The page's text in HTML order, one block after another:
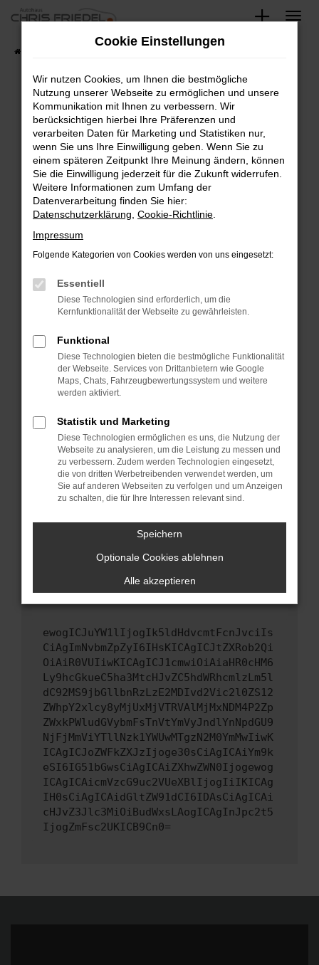
Zum
springen
Fahrzeugsuche
Fehler: Network Error
Beim Laden ist ein Fehler aufgetreten.
Hier sind ein paar Tipps, die dir helfen können:
Überprüfe deine Firewall und deine
Internetverbindung.
Laden andere Webseiten, zum Beispiel deine
Suchmaschine?
Prüfe deine Browsererweiterungen.
können das Laden bestimmter Seiten
verhindern. Funktioniert die Seite in einem
anderen Browser oder in einem privaten
Starte dein Gerät neu.
Das kann manchmal helfen, vorübergehende
Probleme zu beheben.
Betriebssystem auf dem neuesten Stand
sind.
Veraltete Software birgt nicht nur ein
Sicherheitsrisiko, sondern kann auch dazu
führen, dass bestimmte Funktionen nicht mehr
unterstützt werden.
Wende dich an den Webseitenbetreiber.
Wenn du alle oben genannten Schritte versucht
hast, kontaktiere uns bitte. Wir werden
versuchen, das Problem zu beheben. Du kannst
uns diesen Text schicken, um uns bei der
ewogICJuYW1lIjogIk5ldHdvcmtFcnJvciIs
CiAgImNvbmZpZyI6IHsKICAgICJtZXRob2Qi
OiAiR0VUIiwKICAgICJ1cmwiOiAiaHR0cHM6
Ly9hcGkueC5ha3MtcHJvZC5hdWRhcmlzLm5l
dC92MS9jbGllbnRzLzE2MDIvd2Vic2l0ZS12
ZWhpY2xlcy8yMjUxMjVTRVAlMjMxNDM4P2Zp
ZWxkPWludGVybmFsTnVtYmVyJndlYnNpdGU9
NjFjMmViYTllNzk1YWUwMTgzN2M0YmMwIiwK
ICAgICJoZWFkZXJzIjoge30sCiAgICAiYm9k
eSI6IG51bGwsCiAgICAiZXhwZWN0Ijogewog
ICAgICAicmVzcG9uc2VUeXBlIjogIiIKICAg
IH0sCiAgICAidGltZW91dCI6IDAsCiAgICAi
cHJvZ3Jlc3MiOiBudWxsLAogICAgInJpc2t5
IjogZmFsc2UKICB9Cn0=
Cookie Einstellungen
Wir nutzen Cookies, um Ihnen die bestmögliche
Nutzung unserer Webseite zu ermöglichen und unsere
Kommunikation mit Ihnen zu verbessern. Wir
berücksichtigen hierbei Ihre Präferenzen und
verarbeiten Daten für Marketing und Statistiken nur,
wenn Sie uns Ihre Einwilligung geben. Wenn Sie zu
einem späteren Zeitpunkt Ihre Meinung ändern, können
Sie die Einwilligung jederzeit für die Zukunft widerrufen.
Weitere Informationen zum Umfang der
Datenverarbeitung finden Sie hier:
Datenschutzerklärung Cookie-Richtlinie
Impressum
Folgende Kategorien von Cookies werden von uns eingesetzt:
Essentiell
Diese Technologien sind erforderlich, um die
Kernfunktionalität der Webseite zu gewährleisten.
Funktional
Diese Technologien bieten die bestmögliche Funktionalität
der Webseite. Services von Drittanbietern wie Google
Maps, Chats, Fahrzeugbewertungssystem und weitere
werden aktiviert.
Statistik und Marketing
Diese Technologien ermöglichen es uns, die Nutzung der
Webseite zu analysieren, um die Leistung zu messen und
zu verbessern. Zudem werden Technologien eingesetzt,
die von dritten Werbetreibenden verwendet werden, um
Sie auf anderen Webseiten zu verfolgen und um Anzeigen
zu schalten, die für Ihre Interessen relevant sind.
Speichern
Optionale Cookies ablehnen
Alle akzeptieren